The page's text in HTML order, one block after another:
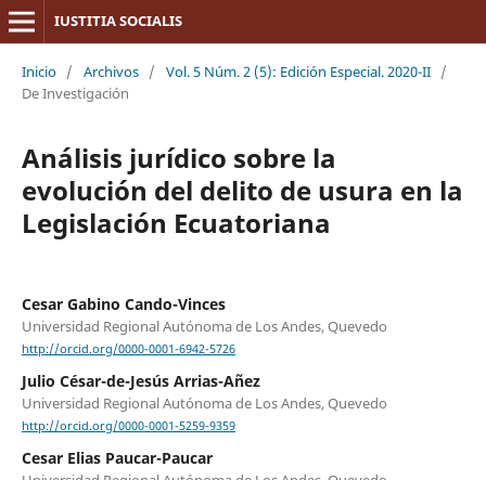
IUSTITIA SOCIALIS
Inicio / Archivos / Vol. 5 Núm. 2 (5): Edición Especial. 2020-II /
De Investigación
Análisis jurídico sobre la
evolución del delito de usura en la
Legislación Ecuatoriana
Cesar Gabino Cando-Vinces
Universidad Regional Autónoma de Los Andes, Quevedo
http://orcid.org/0000-0001-6942-5726
Julio César-de-Jesús Arrias-Añez
Universidad Regional Autónoma de Los Andes, Quevedo
http://orcid.org/0000-0001-5259-9359
Cesar Elias Paucar-Paucar